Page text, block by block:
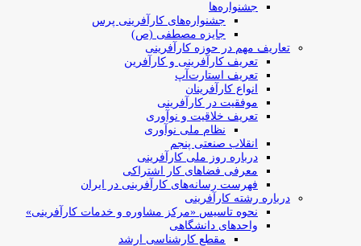
جشنواره‌ها
جشنواره‌های کارآفرینی‌ پرس
جایزه مصطفی (ص)
تعاریف مهم در حوزه کارآفرینی
تعریف کارآفرینی و کارآفرین
تعریف استارت‌آپ
انواع کارآفرینان
موفقیت در کارآفرینی
تعریف خلاقیت و نوآوری
نظام ملی نوآوری
انقلاب صنعتی پنجم
درباره روز ملی کارآفرینی
معرفی فضاهای کار اشتراکی
فهرست رسانه‌های کارآفرینی در ایران
درباره رشته کارآفرینی
نحوه تاسیس «مرکز مشاوره و خدمات کارآفرینی»
واحدهای دانشگاهی
مقطع کارشناسی ارشد